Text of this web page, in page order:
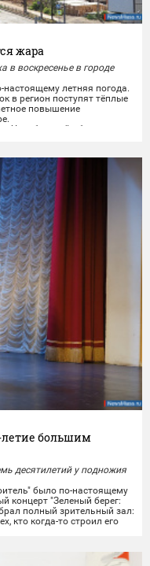
жара
в воскресенье в городе
летняя погода.
в регион поступят тёплые
повышение
Челябинской области
летие большим
десятилетий у подножия
было по-настоящему
концерт "Зеленый берег:
полный зрительный зал:
кто когда-то строил его